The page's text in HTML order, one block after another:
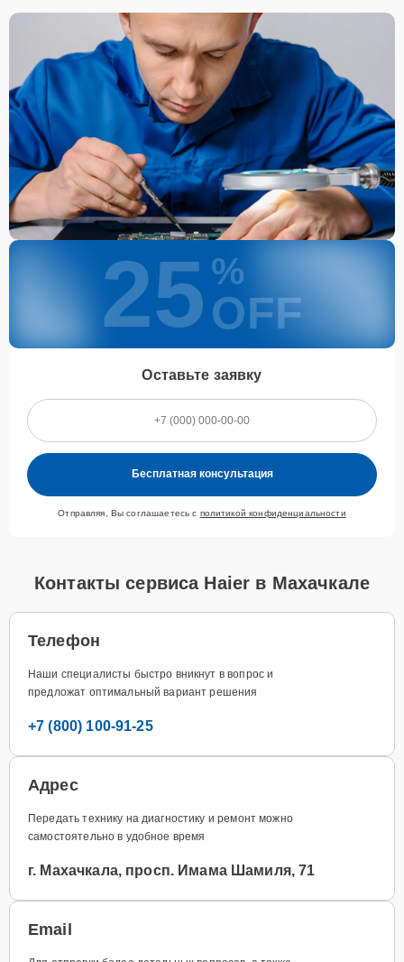
25 %
OFF
Оставьте заявку
Бесплатная консультация
Отправляя, Вы соглашаетесь с политикой конфиденциальности
Контакты сервиса Haier в Махачкале
Телефон
Наши специалисты быстро вникнут в вопрос и
предложат оптимальный вариант решения
+7 (800) 100-91-25
Адрес
Передать технику на диагностику и ремонт можно
самостоятельно в удобное время
г. Махачкала, просп. Имама Шамиля, 71
Email